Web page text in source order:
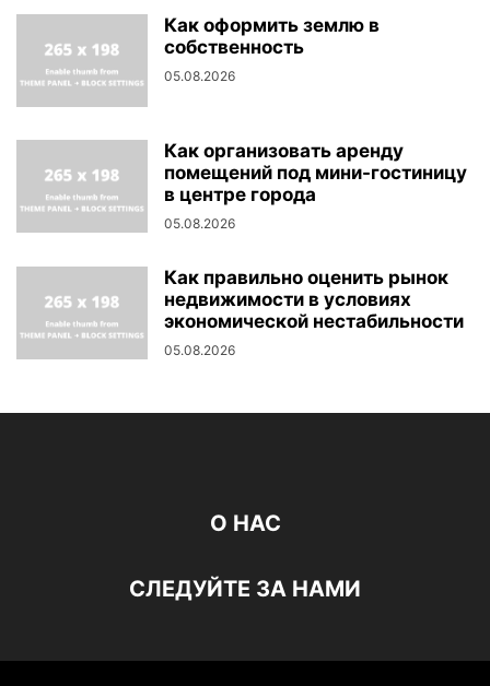
Как оформить землю в
собственность
05.08.2026
Как организовать аренду
помещений под мини-гостиницу
в центре города
05.08.2026
Как правильно оценить рынок
недвижимости в условиях
экономической нестабильности
05.08.2026
О НАС
СЛЕДУЙТЕ ЗА НАМИ